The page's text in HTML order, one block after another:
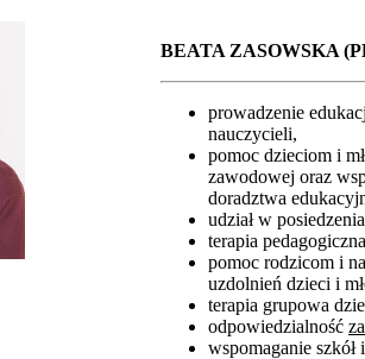
BEATA ZASOWSKA
prowadzenie
nauczycieli,
pomoc dzieciom i
zawodowej oraz
doradztwa
udział w
terapia
pomoc rodzicom i
uzdolnień dzieci i
terapia grupowa
odpowiedzialność
wspomaganie szkół